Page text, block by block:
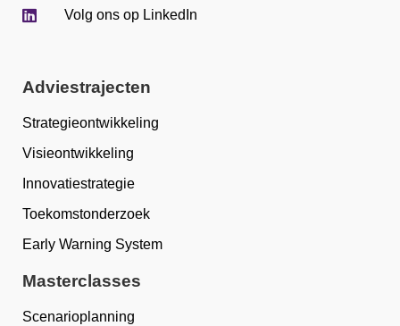
Volg ons op LinkedIn
Adviestrajecten
Strategieontwikkeling
Visieontwikkeling
Innovatiestrategie
Toekomstonderzoek
Early Warning System
Masterclasses
Scenarioplanning